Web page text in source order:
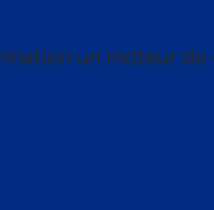
un moteur de